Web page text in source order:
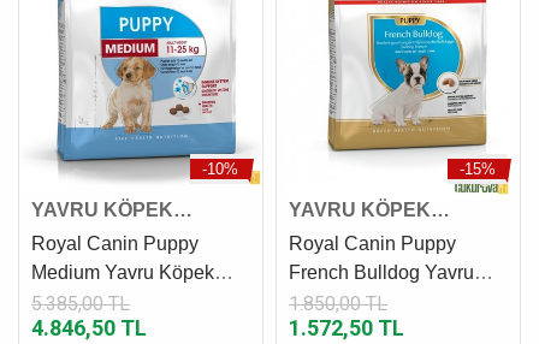
-10%
YAVRU KÖPEK
MAMASI
Royal Canin Puppy
Medium Yavru Köpek
Maması 15 Kg
5.385,00 TL
4.846,50 TL
-15%
YAVRU KÖPEK
MAMASI
Royal Canin Puppy
French Bulldog Yavru
Köpek Maması 3 Kg
1.850,00 TL
1.572,50 TL